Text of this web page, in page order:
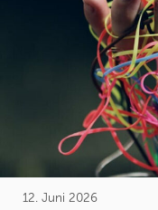
12. Juni 2026